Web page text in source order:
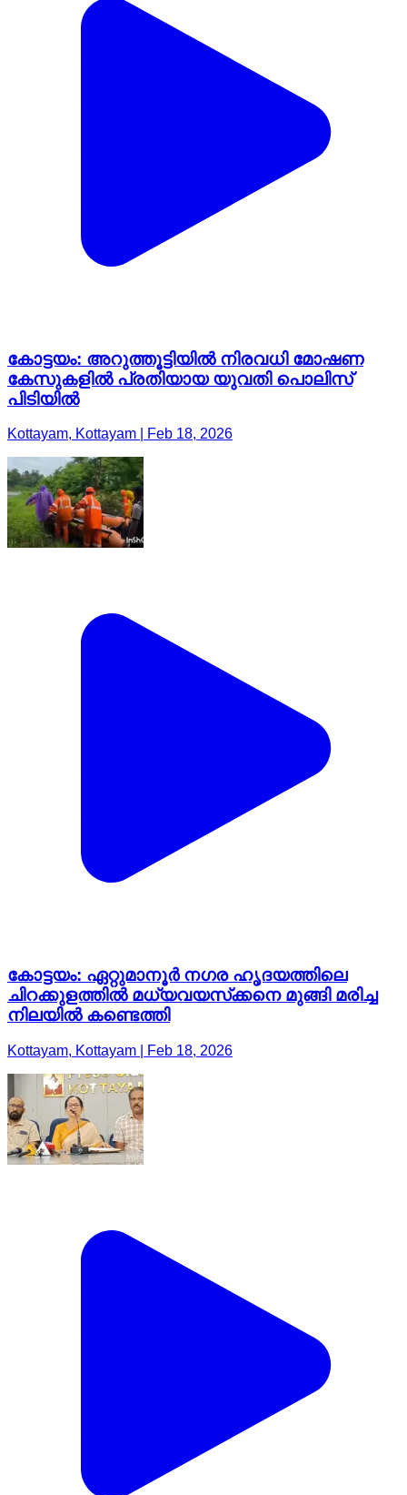
കോട്ടയം: അറുത്തൂട്ടിയിൽ നിരവധി മോഷണ
കേസുകളിൽ പ്രതിയായ യുവതി പൊലിസ്
പിടിയിൽ
Kottayam, Kottayam | Feb 18, 2026
കോട്ടയം: ഏറ്റുമാനൂര്‍ നഗര ഹൃദയത്തിലെ
ചിറക്കുളത്തില്‍ മധ്യവയസ്‌ക്കനെ മുങ്ങി മരിച്ച
നിലയില്‍ കണ്ടെത്തി
Kottayam, Kottayam | Feb 18, 2026